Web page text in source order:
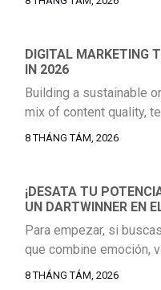
recompensas
experimentados
ofrezcan una […]
DIGITAL MARKETING
IN 2026
Building a sustainable
mix of content quality,
consistent audience
the safer long-term
current acquisition
8 THÁNG TÁM, 2026
¡DESATA TU
UN DARTWINNER EN
Para empezar, si
que combine emoción,
llegado al lugar
8 THÁNG TÁM, 2026